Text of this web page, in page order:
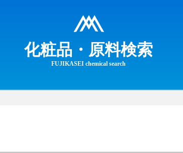
化粧品・原料検索
FUJIKASEI chemical search